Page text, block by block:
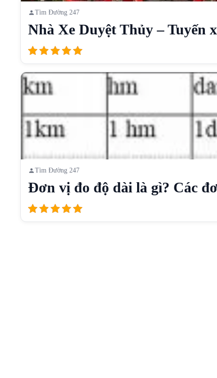
Tìm Đường 247
Nhà Xe Duyệt Thủy – Tuyến
Tìm Đường 247
Đơn vị đo độ dài là gì? Các